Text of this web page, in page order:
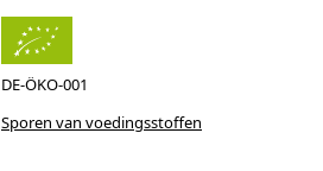
DE-ÖKO-001
Sporen van voedingsstoffen